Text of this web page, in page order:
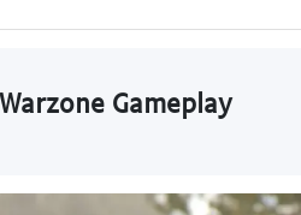
Gameplay